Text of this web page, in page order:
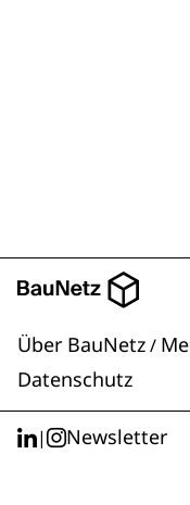
Über BauNetz/
Datenschutz
| Newsletter